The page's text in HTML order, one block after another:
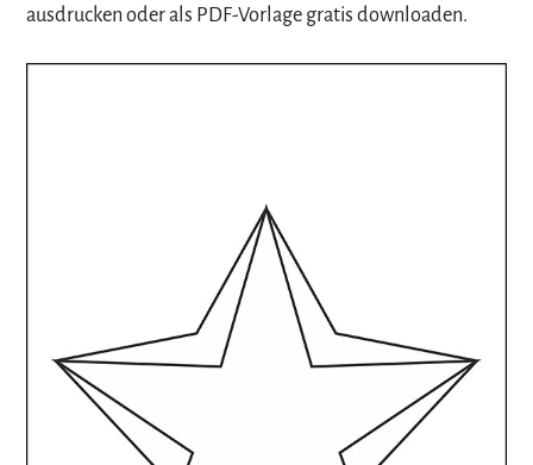
ausdrucken oder als PDF-Vorlage gratis downloaden.